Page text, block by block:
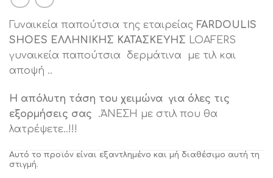
Γυναικεία παπούτσια της εταιρείας FARDΟULIS
SHOES ΕΛΛΗΝΙΚΗΣ ΚΑΤΑΣΚΕΥΗΣ LOAFERS
γυναικεία παπούτσια δερμάτινα με τιλ και
αποψή ..
H απόλυτη τάση του χειμώνα για όλες τις
εξορμήσεις σας
.ΆΝΕΣΗ με στιλ που θα
λατρέψετε..!!!
Αυτό το προϊόν είναι εξαντλημένο και μή διαθέσιμο αυτή τη
στιγμή.